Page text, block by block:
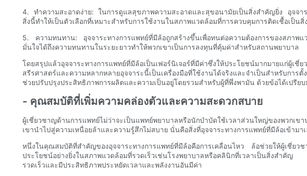
4. ทำความสะอาดง่าย: ในการดูแลสุขภาพความสะอาดและสุขอนามัยเป็นสิ่งสำคัญยิ่ง อุจจา
สิ่งนี้ทำให้เป็นตัวเลือกที่เหมาะสำหรับการใช้งานในสภาพแวดล้อมที่การควบคุมการติดเชื้อเป็น
5. ความทนทาน: อุจจาระทางการแพทย์ที่มีล้อถูกสร้างขึ้นเพื่อทนต่อความต้องการของสภาพ
มั่นใจได้ถึงความทนทานในระยะยาวทำให้พวกเขาเป็นการลงทุนที่คุ้มค่าสำหรับสถานพยาบาล
โดยสรุปแล้วอุจจาระทางการแพทย์ที่มีล้อเป็นเฟอร์นิเจอร์ที่มีค่าซึ่งให้ประโยชน์มากมายแ
สรีรศาสตร์และความหลากหลายอุจจาระนี้เป็นเครื่องมือที่ใช้งานได้จริงและจำเป็นสำหรับก
ช่วยปรับปรุงประสิทธิภาพการผลิตและความเป็นอยู่โดยรวมสำหรับผู้ที่พึ่งพามัน ด้วยข้อได้เปรี
- คุณสมบัติที่เพิ่มความคล่องตัวและความสะดวกสบาย
ผู้เชี่ยวชาญด้านการแพทย์ไม่ว่าจะเป็นแพทย์พยาบาลหรือนักบำบัดใช้เวลาส่วนใหญ่ของพวกเข
เขานำไปสู่ความเหนื่อยล้าและความรู้สึกไม่สบาย นั่นคือสิ่งที่อุจจาระทางการแพทย์ที่มีล้อเข้า
หนึ่งในคุณสมบัติที่สำคัญของอุจจาระทางการแพทย์ที่มีล้อคือการเคลื่อนไหว ล้อช่วยให้ผู้เชี่ย
ประโยชน์อย่างยิ่งในสภาพแวดล้อมที่รวดเร็วเช่นโรงพยาบาลหรือคลินิกที่เวลาเป็นสิ่งสำคั
รวดเร็วและมีประสิทธิภาพประหยัดเวลาและพลังงานอันมีค่า